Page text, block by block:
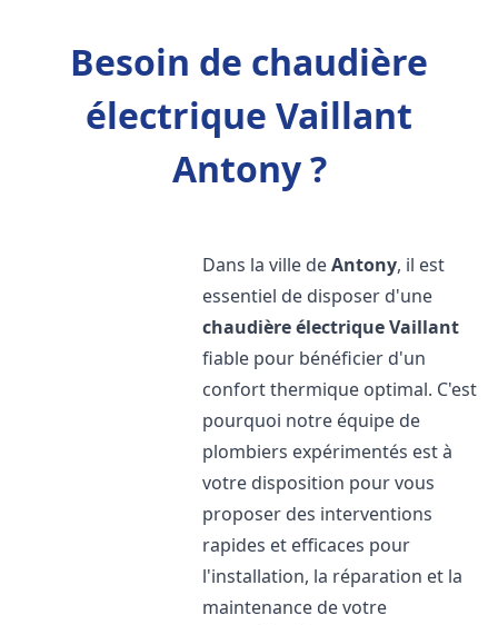
Besoin de chaudière
électrique Vaillant
Antony ?
Dans la ville deAntony, il est
essentiel de disposer d'une
chaudière électrique Vaillant
fiable pour bénéficier d'un
confort thermique optimal. C'est
pourquoi notre équipe de
plombiers expérimentés est à
votre disposition pour vous
proposer des interventions
rapides et efficaces pour
l'installation, la réparation et la
maintenance de votre